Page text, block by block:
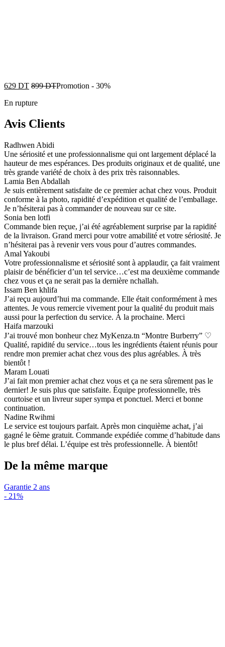
629 DT 899DTPromotion - 30%
En rupture
Avis Clients
Radhwen Abidi
Une sériosité et une professionnalisme qui ont largement déplacé la
hauteur de mes espérances. Des produits originaux et de qualité, une
très grande variété de choix à des prix très raisonnables.
Lamia Ben Abdallah
Je suis entièrement satisfaite de ce premier achat chez vous. Produit
conforme à la photo, rapidité d’expédition et qualité de l’emballage.
Je n’hésiterai pas à commander de nouveau sur ce site.
Sonia ben lotfi
Commande bien reçue, j’ai été agréablement surprise par la rapidité
de la livraison. Grand merci pour votre amabilité et votre sériosité. Je
n’hésiterai pas à revenir vers vous pour d’autres commandes.
Amal Yakoubi
Votre professionnalisme et sériosité sont à applaudir, ça fait vraiment
plaisir de bénéficier d’un tel service…c’est ma deuxième commande
chez vous et ça ne serait pas la dernière nchallah.
Issam Ben khlifa
J’ai reçu aujourd’hui ma commande. Elle était conformément à mes
attentes. Je vous remercie vivement pour la qualité du produit mais
aussi pour la perfection du service. À la prochaine. Merci
Haifa marzouki
J’ai trouvé mon bonheur chez MyKenza.tn “Montre Burberry” ♡
Qualité, rapidité du service…tous les ingrédients étaient réunis pour
rendre mon premier achat chez vous des plus agréables. À très
bientôt !
Maram Louati
J’ai fait mon premier achat chez vous et ça ne sera sûrement pas le
dernier! Je suis plus que satisfaite. Équipe professionnelle, très
courtoise et un livreur super sympa et ponctuel. Merci et bonne
continuation.
Nadine Rwihmi
Le service est toujours parfait. Après mon cinquième achat, j’ai
gagné le 6ème gratuit. Commande expédiée comme d’habitude dans
le plus bref délai. L’équipe est très professionnelle. À bientôt!
De la même marque
Garantie 2 ans
- 21%